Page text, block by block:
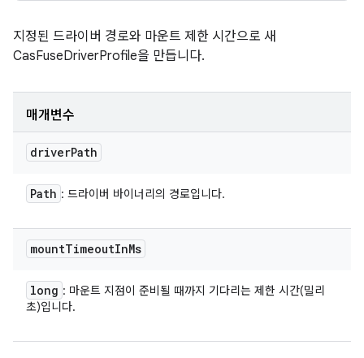
지정된 드라이버 경로와 마운트 제한 시간으로 새
CasFuseDriverProfile을 만듭니다.
매개변수
driverPath
Path : 드라이버 바이너리의 경로입니다.
mountTimeoutInMs
long : 마운트 지점이 준비될 때까지 기다리는 제한 시간(밀리
초)입니다.